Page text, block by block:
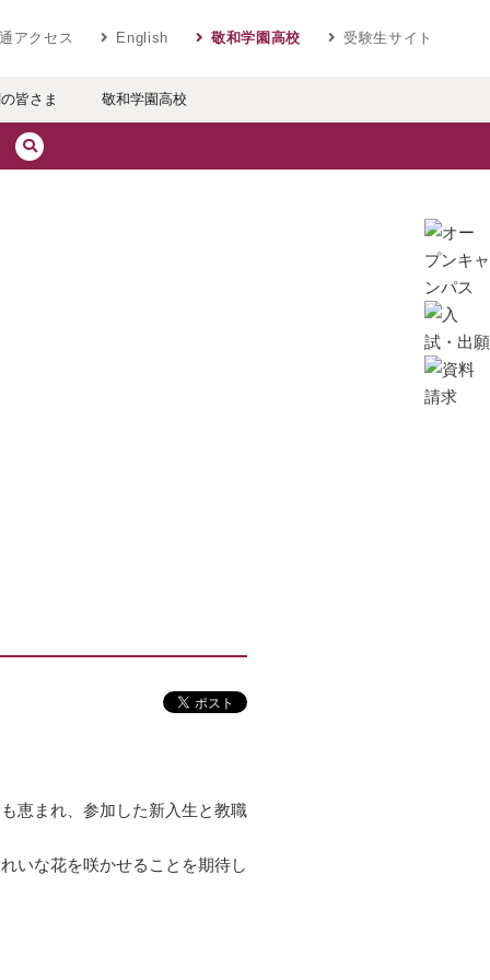
アクセス English 敬和学園高校 受験生サイト
皆さま 敬和学園高校
恵まれ、参加した新入生と教職
いな花を咲かせることを期待し